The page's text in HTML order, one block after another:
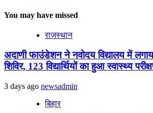
You may have missed
राजस्थान
अदाणी फाउंडेशन ने नवोदय विद्यालय में
शिविर, 123 विद्यार्थियों का हुआ स्वास्थ्य
3 days ago newsadmin
बिहार